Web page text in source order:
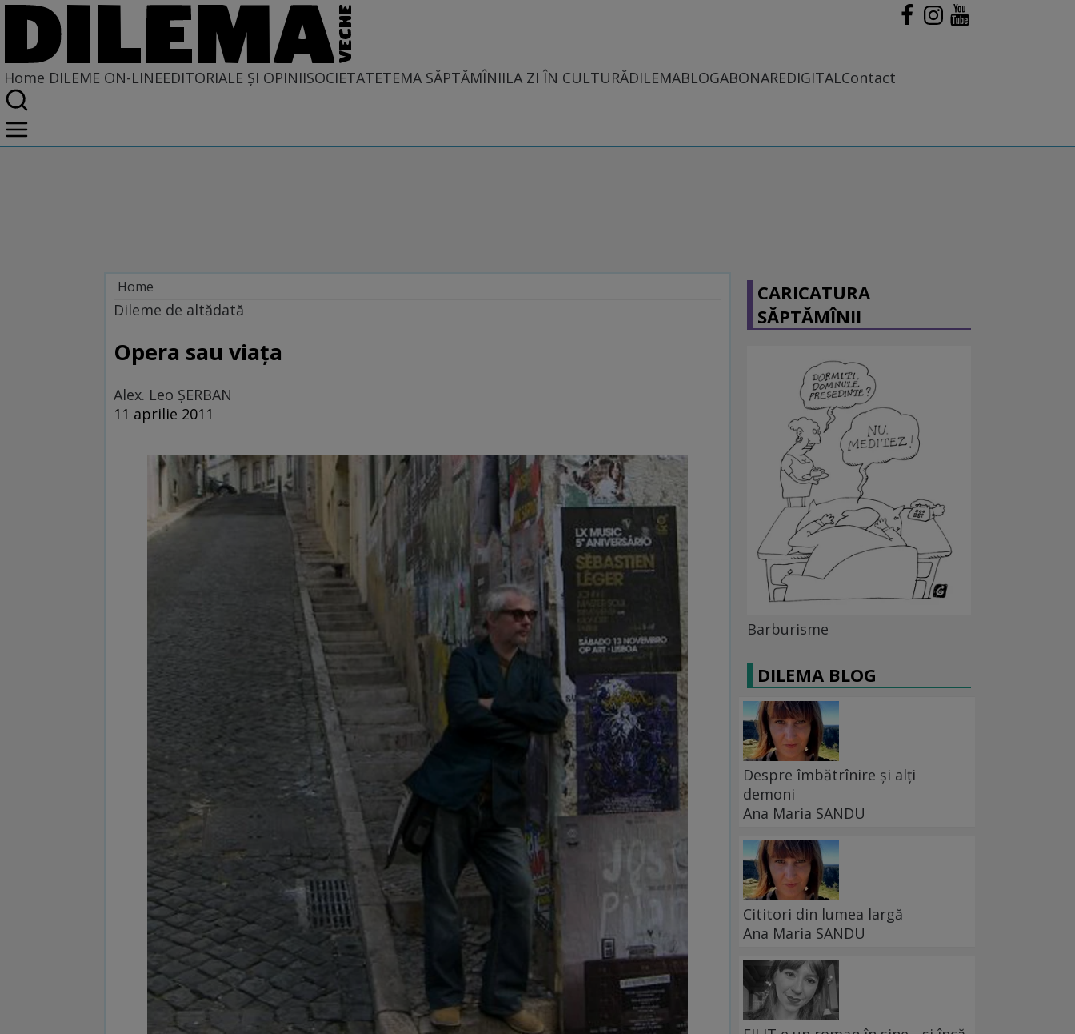
Home DILEME ON-LINEEDITORIALE ȘI OPINIISOCIETATETEMA SĂPTĂMÎNIILA ZI ÎN CULTURĂDILEMABLOGABONAREDIGITALContact
Home
Dileme on-line
Dileme de altădată
Opera sau viața
Alex. Leo ŞERBAN
11 aprilie 2011
CARICATURA
SĂPTĂMÎNII
Barburisme
DILEMA BLOG
Despre îmbătrînire și alți
demoni
Ana Maria SANDU
Cititori din lumea largă
Ana Maria SANDU